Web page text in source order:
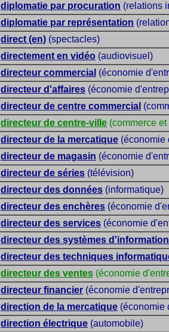
diplomatie par procuration (relations
diplomatie par représentation
direct (en) (spectacles)
directement en vidéo (audiovisuel)
directeur commercial (économie
directeur d'affaires (économie
directeur de centre commercial
directeur de centre-ville (commerce
directeur de la mercatique (économie
directeur de magasin (économie
directeur de séries (télévision)
directeur des données (informatique)
directeur des enchères (économie
directeur des services (économie
directeur des systèmes d'information
directeur des techniques
directeur des ventes (économie
directeur financier (économie
direction de la mercatique (économie
direction électrique (automobile)